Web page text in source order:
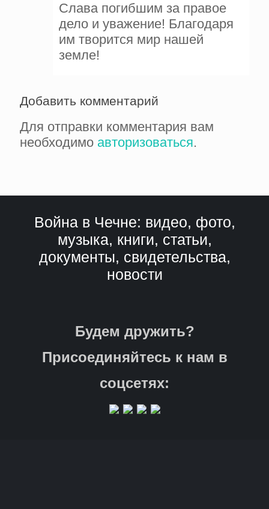
Слава погибшим за правое
дело и уважение! Благодаря
им творится мир нашей
земле!
Добавить комментарий
Для отправки комментария вам
необходимо авторизоваться.
Война в Чечне: видео, фото,
музыка, книги, статьи,
документы, свидетельства,
новости
Будем дружить?
Присоединяйтесь к нам в
соцсетях: